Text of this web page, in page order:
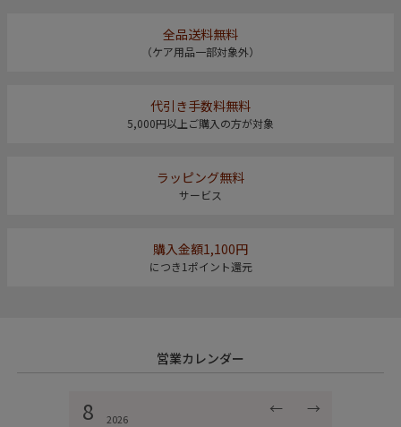
全品送料無料
（ケア用品一部対象外）
代引き手数料無料
5,000円以上ご購入の方が対象
ラッピング無料
サービス
購入金額1,100円
につき1ポイント還元
営業カレンダー
8 2026
← →